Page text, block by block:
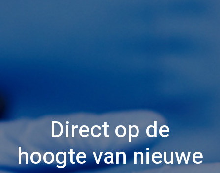
Direct op de
hoogte van nieuwe